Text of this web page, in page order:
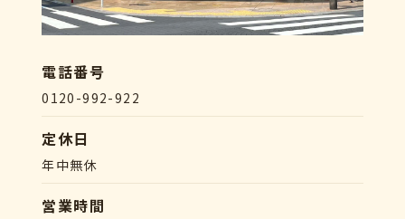
電話番号
0120-992-922
定休日
年中無休
営業時間